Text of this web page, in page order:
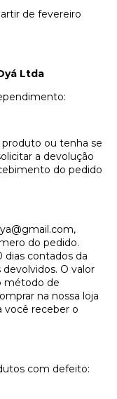
de fevereiro
Ltda
ou tenha se
a devolução
do pedido
,
do pedido.
dias contados da
O valor
método de
na nossa loja
você receber o
com defeito: